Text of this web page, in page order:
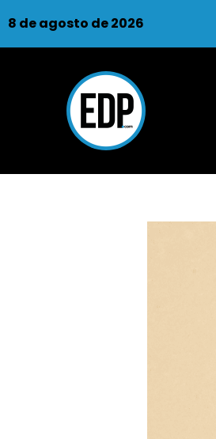
8 de agosto de 2026